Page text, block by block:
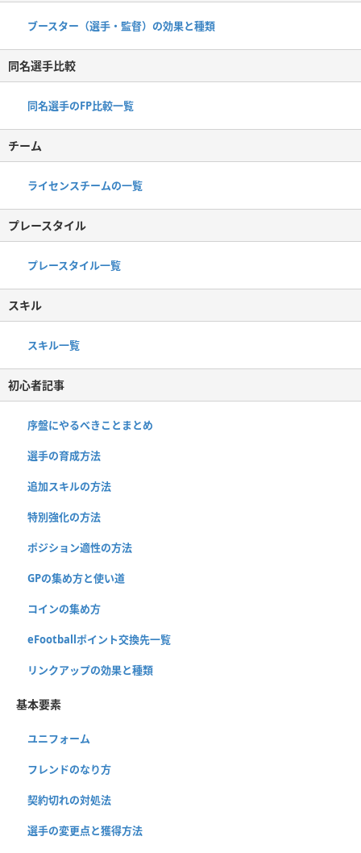
ブースター（選手・監督）の効果と種類
同名選手比較
同名選手のFP比較一覧
チーム
ライセンスチームの一覧
プレースタイル
プレースタイル一覧
スキル
スキル一覧
初心者記事
序盤にやるべきことまとめ
選手の育成方法
追加スキルの方法
特別強化の方法
ポジション適性の方法
GPの集め方と使い道
コインの集め方
eFootballポイント交換先一覧
リンクアップの効果と種類
基本要素
ユニフォーム
フレンドのなり方
契約切れの対処法
選手の変更点と獲得方法